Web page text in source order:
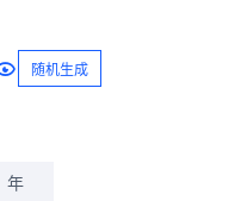
随机生成
年